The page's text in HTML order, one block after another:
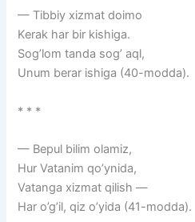
— Tibbiy xizmat doimo
Kerak har bir kishiga.
Sog’lom tanda sog’ aql,
Unum berar ishiga (40-modda).
* * *
— Bepul bilim olamiz,
Hur Vatanim qo’ynida,
Vatanga xizmat qilish —
Har o’g’il, qiz o’yida (41-modda).